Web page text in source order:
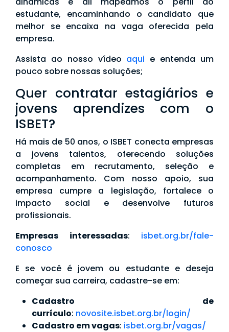
estudante, encaminhando o candidato que
melhor se encaixa na vaga oferecida pela
empresa.
Assista ao nosso vídeo aqui e entenda um
pouco sobre nossas soluções;
Quer contratar estagiários e
jovens aprendizes com o
ISBET?
Há mais de 50 anos, o ISBET conecta empresas
a jovens talentos, oferecendo soluções
completas em recrutamento, seleção e
acompanhamento. Com nosso apoio, sua
empresa cumpre a legislação, fortalece o
impacto social e desenvolve futuros
profissionais.
Empresas interessadas: isbet.org.br/fale-
conosco
E se você é jovem ou estudante e deseja
começar sua carreira, cadastre-se em:
Cadastro de
currículo: novosite.isbet.org.br/login/
Cadastro em vagas: isbet.org.br/vagas/